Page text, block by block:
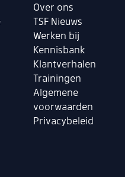
Over ons
TSF Nieuws
Werken bij
Kennisbank
Klantverhalen
Trainingen
Algemene
voorwaarden
Privacybeleid